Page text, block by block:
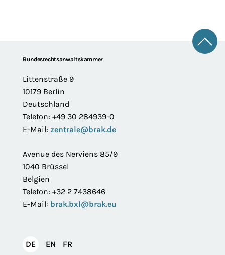
FooterBundesrechtsanwaltskammer
Littenstraße 9
10179 Berlin
Deutschland
Telefon: +49 30 284939-0
E-Mail: zentrale@brak.de
Avenue des Nerviens 85/9
1040 Brüssel
Belgien
Telefon: +32 2 7438646
E-Mail: brak.bxl@brak.eu
DEDeutsch
EN English
FR